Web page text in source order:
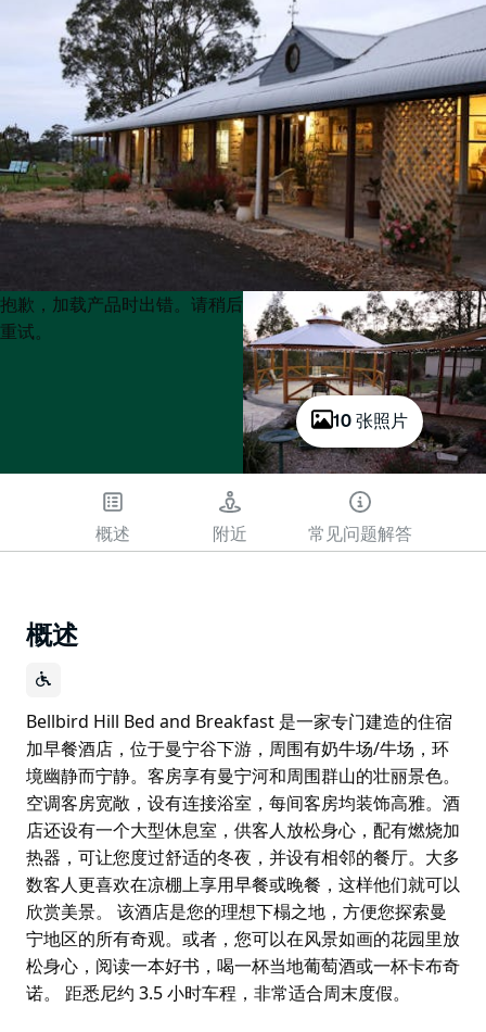
10 张照片
Product
List
Product
List
抱歉，加载产品时出错。请稍后
重试。
概述 附近 常见问题解答
概述
Bellbird Hill Bed and Breakfast 是一家专门建造的住宿
加早餐酒店，位于曼宁谷下游，周围有奶牛场/牛场，环
境幽静而宁静。客房享有曼宁河和周围群山的壮丽景色。
空调客房宽敞，设有连接浴室，每间客房均装饰高雅。酒
店还设有一个大型休息室，供客人放松身心，配有燃烧加
热器，可让您度过舒适的冬夜，并设有相邻的餐厅。大多
数客人更喜欢在凉棚上享用早餐或晚餐，这样他们就可以
欣赏美景。 该酒店是您的理想下榻之地，方便您探索曼
宁地区的所有奇观。或者，您可以在风景如画的花园里放
松身心，阅读一本好书，喝一杯当地葡萄酒或一杯卡布奇
诺。 距悉尼约 3.5 小时车程，非常适合周末度假。